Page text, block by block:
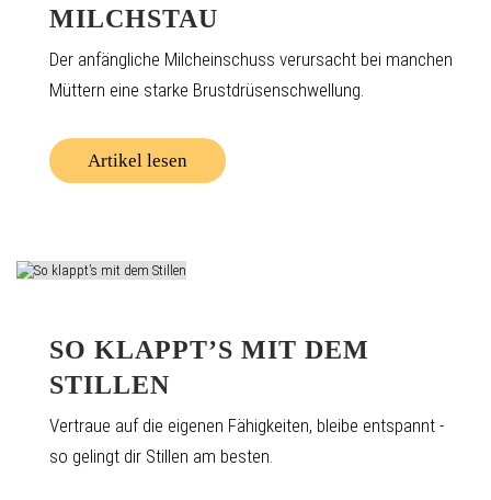
MILCHSTAU
Der anfängliche Milcheinschuss verursacht bei manchen
Müttern eine starke Brustdrüsenschwellung.
Artikel lesen
SO KLAPPT’S MIT DEM
STILLEN
Vertraue auf die eigenen Fähigkeiten, bleibe entspannt -
so gelingt dir Stillen am besten.